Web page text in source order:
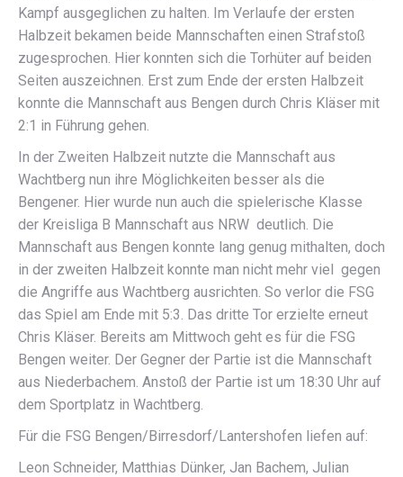
Kampf ausgeglichen zu halten. Im Verlaufe der ersten
Halbzeit bekamen beide Mannschaften einen Strafstoß
zugesprochen. Hier konnten sich die Torhüter auf beiden
Seiten auszeichnen. Erst zum Ende der ersten Halbzeit
konnte die Mannschaft aus Bengen durch Chris Kläser mit
2:1 in Führung gehen.
In der Zweiten Halbzeit nutzte die Mannschaft aus
Wachtberg nun ihre Möglichkeiten besser als die
Bengener. Hier wurde nun auch die spielerische Klasse
der Kreisliga B Mannschaft aus NRW deutlich. Die
Mannschaft aus Bengen konnte lang genug mithalten, doch
in der zweiten Halbzeit konnte man nicht mehr viel gegen
die Angriffe aus Wachtberg ausrichten. So verlor die FSG
das Spiel am Ende mit 5:3. Das dritte Tor erzielte erneut
Chris Kläser. Bereits am Mittwoch geht es für die FSG
Bengen weiter. Der Gegner der Partie ist die Mannschaft
aus Niederbachem. Anstoß der Partie ist um 18:30 Uhr auf
dem Sportplatz in Wachtberg.
Für die FSG Bengen/Birresdorf/Lantershofen liefen auf:
Leon Schneider, Matthias Dünker, Jan Bachem, Julian